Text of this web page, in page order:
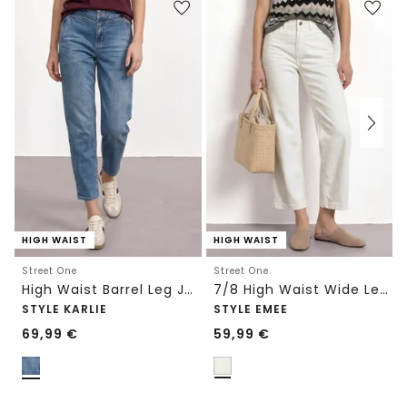
HIGH WAIST
Street One
High Waist Barrel Leg Jeans im Loose Fit
STYLE KARLIE
69,99 €
HIGH WAIST
Street One
7/8 High Waist Wide Leg Jeans im Loose Fit
STYLE EMEE
59,99 €